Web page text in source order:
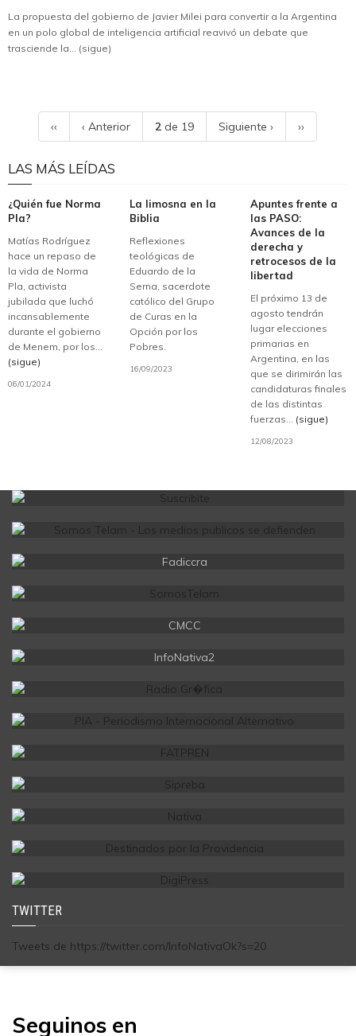
La propuesta del gobierno de Javier Milei para convertir a la Argentina
en un polo global de inteligencia artificial reavivó un debate que
trasciende la... (sigue)
‹‹ ‹ Anterior 2 de 19 Siguiente › ››
LAS MÁS LEÍDAS
¿Quién fue Norma
Pla?
Matías Rodríguez
hace un repaso de
la vida de Norma
Pla, activista
jubilada que luchó
incansablemente
durante el gobierno
de Menem, por los...
(sigue)
06/01/2024
La limosna en la
Biblia
Reflexiones
teológicas de
Eduardo de la
Serna, sacerdote
católico del Grupo
de Curas en la
Opción por los
Pobres.
16/09/2023
Apuntes frente a
las PASO:
Avances de la
derecha y
retrocesos de la
libertad
El próximo 13 de
agosto tendrán
lugar elecciones
primarias en
Argentina, en las
que se dirimirán las
candidaturas finales
de las distintas
fuerzas... (sigue)
12/08/2023
TWITTER
Tweets de https://twitter.com/InfoNativaOk?s=20
Seguinos en